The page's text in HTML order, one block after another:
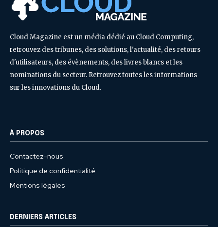
Cloud Magazine est un média dédié au Cloud Computing,
retrouvez des tribunes, des solutions, l'actualité, des retours
d'utilisateurs, des évènements, des livres blancs et les
nominations du secteur. Retrouvez toutes les informations
sur les innovations du Cloud.
À PROPOS
Contactez-nous
Politique de confidentialité
Mentions légales
DERNIERS ARTICLES